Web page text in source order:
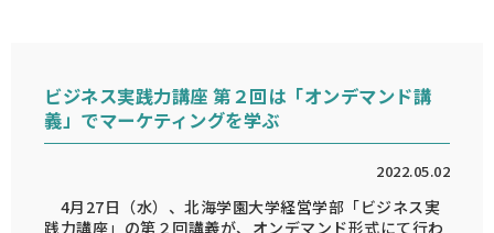
ビジネス実践力講座 第２回は「オンデマンド講
義」でマーケティングを学ぶ
2022.05.02
4月27日（水）、北海学園大学経営学部「ビジネス実
践力講座」の第２回講義が、オンデマンド形式にて行わ